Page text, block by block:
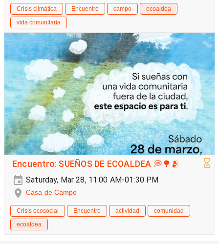
Crisis climática Encuentro campo
ecoaldea
vida comunitaria
Encuentro: SUEÑOS DE ECOALDEA 💭🌳🫂
Saturday, Mar 28, 11:00 AM-01:30 PM
Casa de Campo
Crisis ecosocial Encuentro actividad
comunidad
ecoaldea